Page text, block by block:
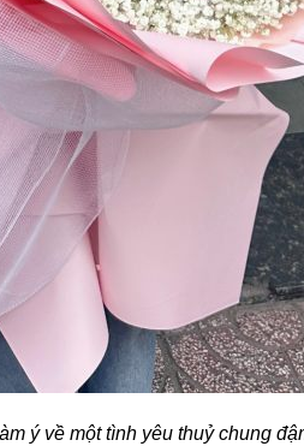
ý về một tình yêu thuỷ chung